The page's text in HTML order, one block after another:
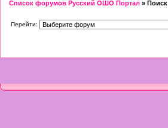
Список форумов Русский ОШО Портал » Поиск
Перейти: